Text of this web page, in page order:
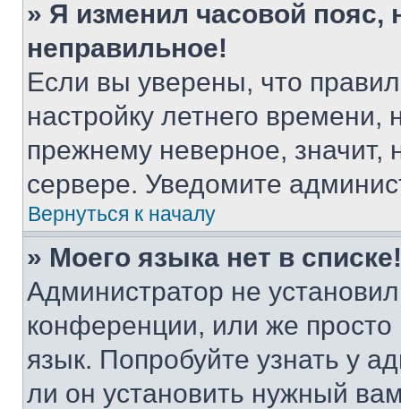
» Я изменил часовой пояс,
неправильное!
Если вы уверены, что
настройку летнего
прежнему неверное, значит,
сервере. Уведомите
Вернуться к началу
» Моего языка нет в списке!
Администратор не
конференции, или же
язык. Попробуйте узнать у
ли он установить нужный